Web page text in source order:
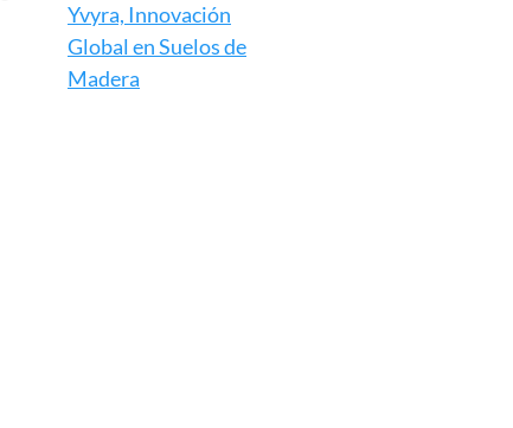
Yvyra, Innovación
Global en Suelos de
Madera